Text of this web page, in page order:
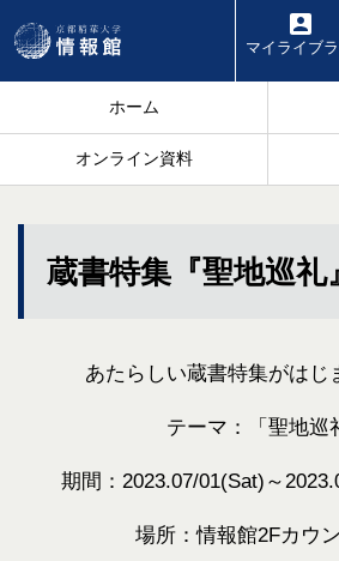
マイ ライブ
ホーム
オンライン資料
蔵書特集『聖地巡礼
あたらしい蔵書特集がはじ
テーマ：「聖地巡
期間：2023.07/01(Sat)～
場所：情報館2Fカウ